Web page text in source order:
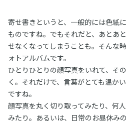
寄せ書きというと、一般的には色紙
ものですね。でもそれだと、あとあ
せなくなってしまうことも。そんな
ォトアルバムです。
ひとりひとりの顔写真をいれて、そ
く。それだけで、言葉がとても温か
ですね。
顔写真を丸く切り取ってみたり、何
みたり。あるいは、日常のお昼休み